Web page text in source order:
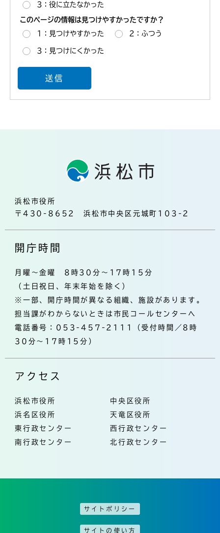
3：役に立たなかった
このページの情報は見つけやすかったですか？
1：見つけやすかった 2：ふつう
3：見つけにくかった
浜松市役所
〒430-8652 浜松市中央区元城町103-2
開庁時間
月曜～金曜 8時30分～17時15分
（土日祝日、年末年始を除く）
※一部、開庁時間が異なる組織、施設があります。
担当課がわからないときは市民コールセンターへ
電話番号：053-457-2111（受付時間／8時
30分～17時15分）
アクセス
浜松市役所
中央区役所
浜名区役所
天竜区役所
東行政センター
西行政センター
南行政センター
北行政センター
サイトポリシー
サイトの使い方